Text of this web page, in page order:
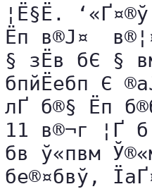
¦Ё§­Ё.
­Ёп в®Ј¤
§­ зЁв бЄ §
бпйЁебп Є
­лҐ б®§­ ­Ёп
11 в®¬г ¦Ґ б
бв ў«пвм
бе®¤бвў,